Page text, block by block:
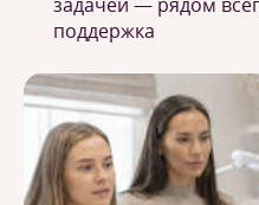
поддержка